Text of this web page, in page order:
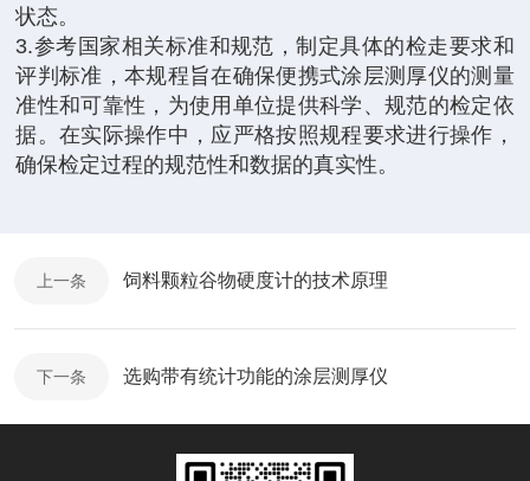
状态。
3.参考国家相关标准和规范，制定具体的检走要求和
评判标准，本规程旨在确保便携式涂层测厚仪的测量
准性和可靠性，为使用单位提供科学、规范的检定依
据。在实际操作中，应严格按照规程要求进行操作，
确保检定过程的规范性和数据的真实性。
上一条 饲料颗粒谷物硬度计的技术原理
下一条 选购带有统计功能的涂层测厚仪